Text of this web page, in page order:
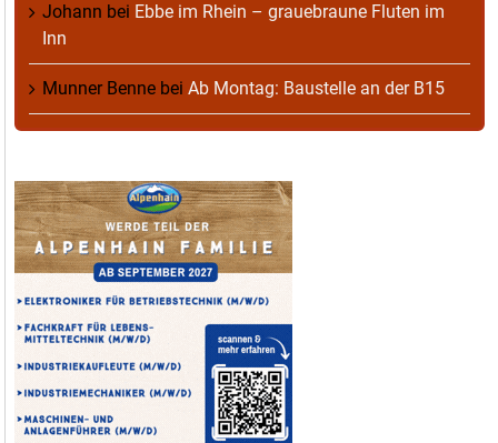
Johann bei Ebbe im Rhein – grauebraune Fluten im
Inn
Munner Benne bei Ab Montag: Baustelle an der B15